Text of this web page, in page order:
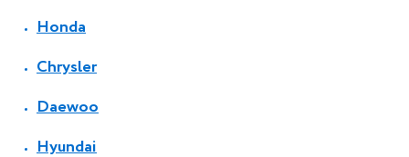
Honda
Chrysler
Daewoo
Hyundai